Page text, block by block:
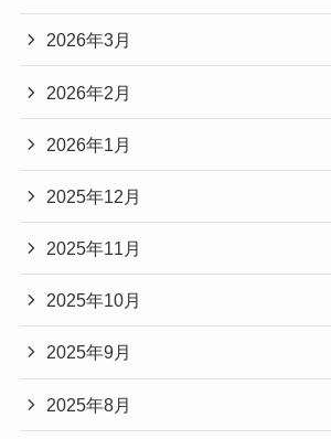
2026年3月
2026年2月
2026年1月
2025年12月
2025年11月
2025年10月
2025年9月
2025年8月